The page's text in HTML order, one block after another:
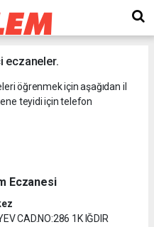
eczaneler.
öğrenmek için aşağıdan il
teyidi için telefon
Eczanesi
CAD.NO:286 1K IĞDIR